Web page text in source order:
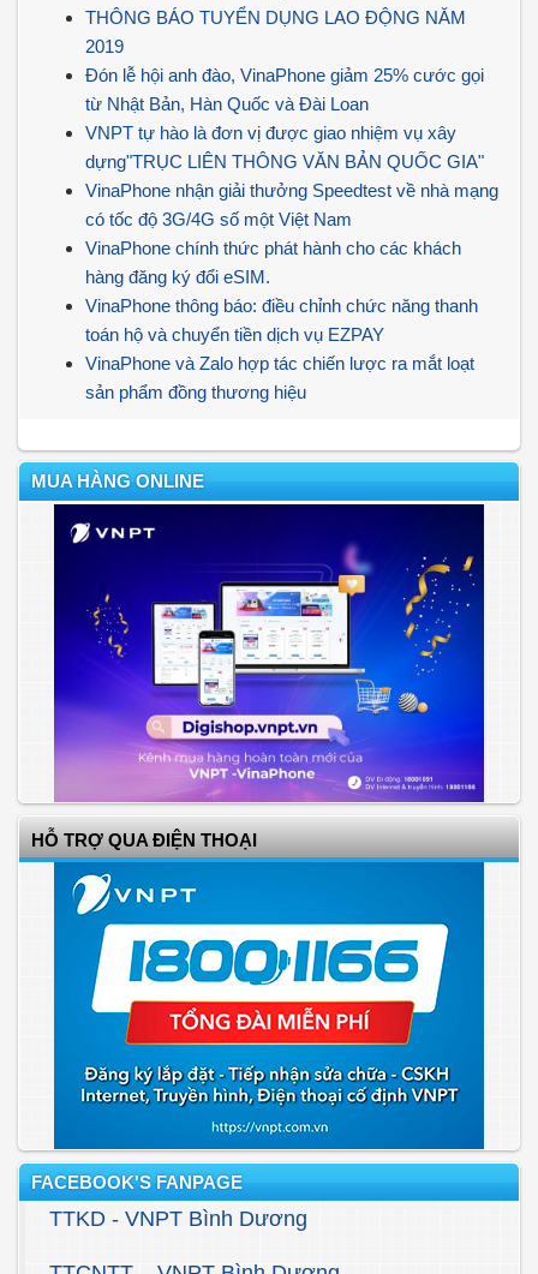
THÔNG BÁO TUYỂN DỤNG LAO ĐỘNG NĂM
2019
Đón lễ hội anh đào, VinaPhone giảm 25% cước gọi
từ Nhật Bản, Hàn Quốc và Đài Loan
VNPT tự hào là đơn vị được giao nhiệm vụ xây
dựng"TRỤC LIÊN THÔNG VĂN BẢN QUỐC GIA"
VinaPhone nhận giải thưởng Speedtest về nhà mạng
có tốc độ 3G/4G số một Việt Nam
VinaPhone chính thức phát hành cho các khách
hàng đăng ký đổi eSIM.
VinaPhone thông báo: điều chỉnh chức năng thanh
toán hộ và chuyển tiền dịch vụ EZPAY
VinaPhone và Zalo hợp tác chiến lược ra mắt loạt
sản phẩm đồng thương hiệu
MUA HÀNG ONLINE
HỖ TRỢ QUA ĐIỆN THOẠI
FACEBOOK'S FANPAGE
TTKD - VNPT Bình Dương